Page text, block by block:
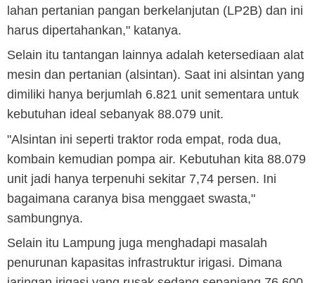
lahan pertanian pangan berkelanjutan (LP2B) dan ini
harus dipertahankan," katanya.
Selain itu tantangan lainnya adalah ketersediaan alat
mesin dan pertanian (alsintan). Saat ini alsintan yang
dimiliki hanya berjumlah 6.821 unit sementara untuk
kebutuhan ideal sebanyak 88.079 unit.
"Alsintan ini seperti traktor roda empat, roda dua,
kombain kemudian pompa air. Kebutuhan kita 88.079
unit jadi hanya terpenuhi sekitar 7,74 persen. Ini
bagaimana caranya bisa menggaet swasta,"
sambungnya.
Selain itu Lampung juga menghadapi masalah
penurunan kapasitas infrastruktur irigasi. Dimana